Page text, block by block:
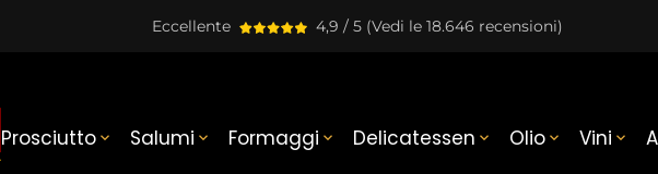
Eccellente 4,9 / 5 (Vedi le 18.646 recensioni)
Prosciutto  Salumi  Formaggi  Delicatessen  Olio  Vini 